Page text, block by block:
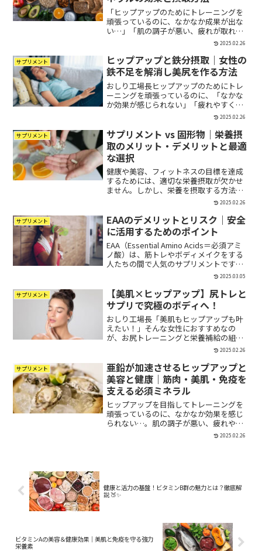
「ヒップアップのためにトレーニングを
頑張っているのに、なかなか成果が出な
い…」「肌の調子が悪い、疲れが取れな
い、睡眠の質が低下している…」そんな
悩みを抱えている方に必要なのが、マグ
ネシウムです。マグネシウムは、600種類
以上の体内の酵素反応...
2025.02.26
サプリメント
ヒップアップと鉄分摂取｜女性の
鉄不足を解消し美尻を作る方法
おしり工場長ヒップアップのためにトレ
ーニングを頑張っているのに、「なかな
か効果が感じられない」「疲れやすくて
続かない」という悩みを抱えていません
か？その原因のひとつに、鉄不足が関係
している可能性があります。特に女性
は、生理や出産による影響で...
2025.02.26
サプリメント
サプリメント vs 固形物｜栄養摂
取のメリット・デメリットと最適
な選択
健康や美容、フィットネスの目標を達成
するためには、適切な栄養摂取が欠かせ
ません。しかし、栄養を摂取する方法と
して「サプリメントを活用すべきか？」
「できるだけ食事（固形物）から摂るべ
きか？」という疑問を持つ人も多いでし
ょう。結論として、サプリ...
2025.02.26
サプリメント
EAAのデメリットとリスク｜安全
に活用するためのポイント
EAA（Essential Amino Acids＝必須アミ
ノ酸）は、筋トレやボディメイクをする
人たちの間で人気のサプリメントです。
特に、プロテインよりも吸収が早く、筋
肉の修復や成長をサポートするというメ
リットが注目されています。しかし、一...
2025.03.05
サプリメント
【美肌×ヒップアップ】尻トレと
サプリで究極のボディへ！
おしり工場長「美肌もヒップアップも叶
えたい！」そんな女性におすすめなの
が、お尻トレーニングと栄養補給の組み
合わせ。実は、適切な筋トレとサプリメ
ントを活用することで、肌のターンオー
バーを促進しながら、お尻を引き締める
ことができるんです。本記事...
2025.02.26
サプリメント
亜鉛が加速させるヒップアップと
美容と健康｜筋肉・美肌・免疫を
支える必須ミネラル
ヒップアップを目指してトレーニングを
頑張っているのに、なかなか効果を感じ
られない…。肌の調子が悪い、疲れやす
い、免疫力が落ちていると感じることは
ありませんか？その原因のひとつに、亜
2025.02.26
健康と活力の基盤！ビタミンB群の魅力とは？徹底解
説 🍑✨
ビタミンAの美容＆健康効果｜美肌と免疫を守る強力
栄養素